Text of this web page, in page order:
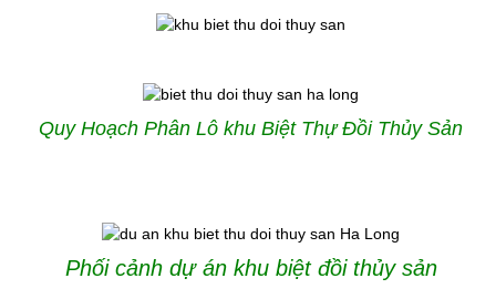
Quy Hoạch Phân Lô khu Biệt Thự Đồi Thủy Sản
Phối cảnh dự án khu biệt đồi thủy sản